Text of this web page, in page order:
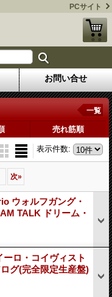
PCサイト
お問い合せ
一覧
売れ筋順
表示件数:
次»
ウォルフガング・
TALK ドリーム・
ロ・コイヴィスト
グ(完全限定生産盤)